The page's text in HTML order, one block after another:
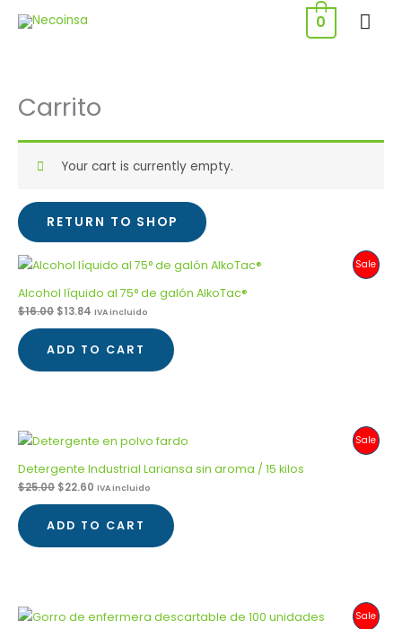
0
Carrito
Your cart is currently empty.
RETURN TO SHOP
Alcohol líquido al 75° de galón AlkoTac®
Sale
$16.00 $13.84 IVA incluido
ADD TO CART
Detergente Industrial Lariansa sin aroma / 15 kilos
Sale
$25.00 $22.60 IVA incluido
ADD TO CART
Sale